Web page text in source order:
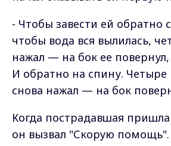
- Чтобы завести ей обратно
чтобы вода вся вылилась,
нажал — на бок ее повернул,
И обратно на спину. Четыре
снова нажал — на бок
Когда пострадавшая пришла
он вызвал "Скорую помощь".